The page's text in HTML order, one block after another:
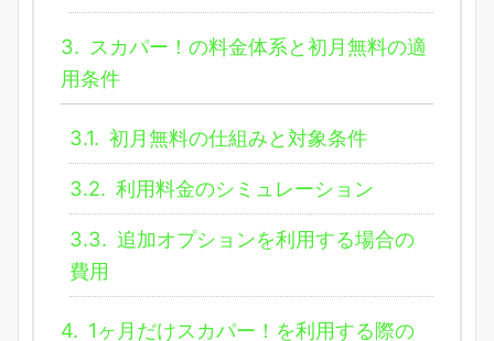
3. スカパー！の料金体系と初月無料の適
用条件
3.1. 初月無料の仕組みと対象条件
3.2. 利用料金のシミュレーション
3.3. 追加オプションを利用する場合の
費用
4. 1ヶ月だけスカパー！を利用する際の